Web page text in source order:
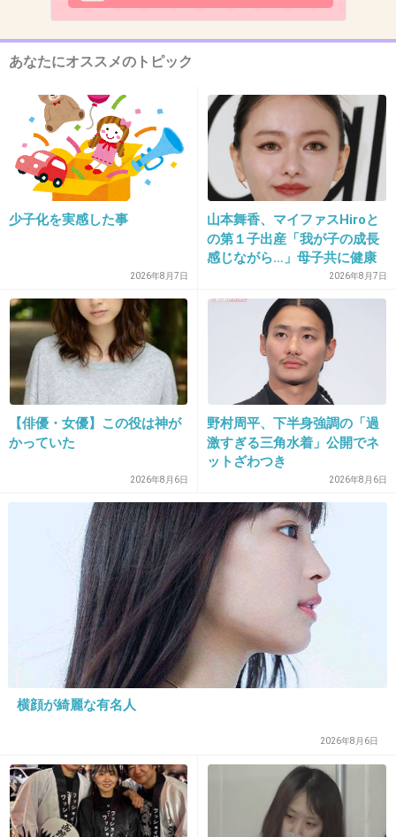
車掌さんに切符見せるとき寝てる
2013/09/12(木) 20:09:31
窓の外の景色を見ながらの弁当は絶品！！
+157 -3
2013/09/12(木) 20:09:59
３人席の真ん中には極力乗りたくない。
匂いが嫌い。
-15
2013/09/12(木) 20:10:53
指定席の隣の席の人がどんな人か気になる。
+259
14. 匿名2013/09/12(木) 20:10:55
あなたにオススメのトピック
少子化を実感した事
2026年8月7日
山本舞香、マイファスHiroと
の第１子出産「我が子の成長
感じながら…」母子共に健康
2026年8月7日
【俳優・女優】この役は神が
かっていた
2026年8月6日
野村周平、下半身強調の「過
激すぎる三角水着」公開でネ
ットざわつき
2026年8月6日
横顔が綺麗な有名人
2026年8月6日